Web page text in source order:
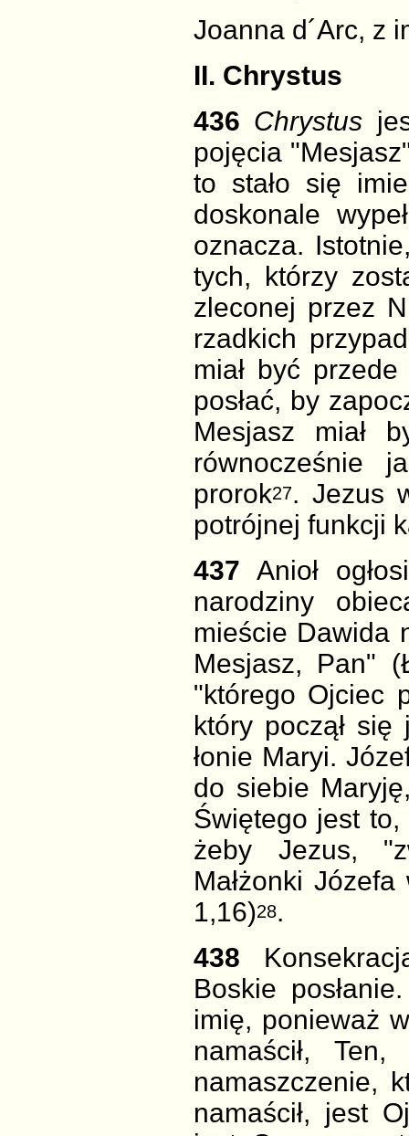
Joanna d´Arc, z
II. Chrystus
436 Chrystus
pojęcia
to stało się
doskonale
oznacza.
tych, którzy
zleconej przez
rzadkich
miał być
posłać, by
Mesjasz miał
równocześnie
prorok27. Jezus
potrójnej funkcji
437Anioł
narodziny
mieście Dawida
Mesjasz, Pan"
"którego Ojciec
który począł
łonie Maryi.
do siebie
Świętego jest
żeby Jezus,
Małżonki
1,16)28.
438
Boskie
imię, ponieważ
namaścił,
namaszczenie,
namaścił, jest